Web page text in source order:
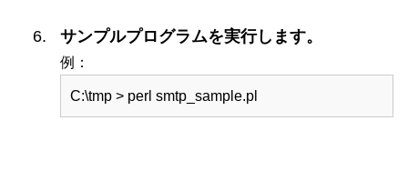
サンプルプログラムを実行します。
例：
C:\tmp > perl smtp_sample.pl